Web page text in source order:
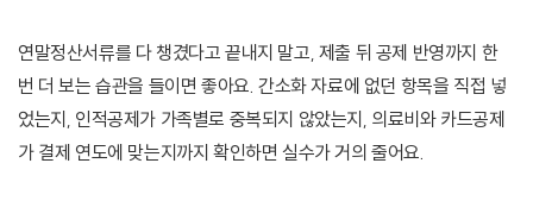
연말정산서류를 다 챙겼다고 끝내지 말고, 제출 뒤 공제 반영까지 한
번 더 보는 습관을 들이면 좋아요. 간소화 자료에 없던 항목을 직접 넣
었는지, 인적공제가 가족별로 중복되지 않았는지, 의료비와 카드공제
가 결제 연도에 맞는지까지 확인하면 실수가 거의 줄어요.